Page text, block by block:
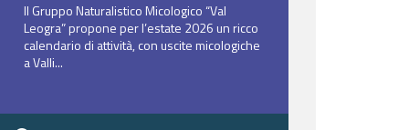
Il Gruppo Naturalistico Micologico “Val
Leogra” propone per l’estate 2026 un ricco
calendario di attività, con uscite micologiche
a Valli...